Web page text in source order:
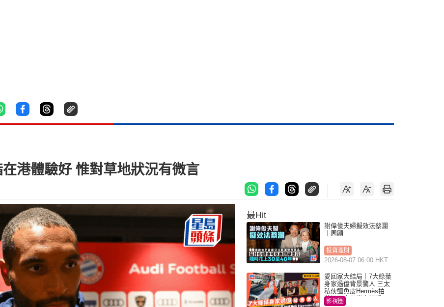
港體驗好 惟對草地狀況有微言
最Hit
謝偉俊夫婦擬效法蔡瀾
｜周顯
投資理財
2026-08-07 06:00 HKT
愛回家大結局｜7大綠葉
身家過億背景驚人 三太
私伙鱷魚皮Hermès拍劇
蘇姐原來是半山樓后
影視圈